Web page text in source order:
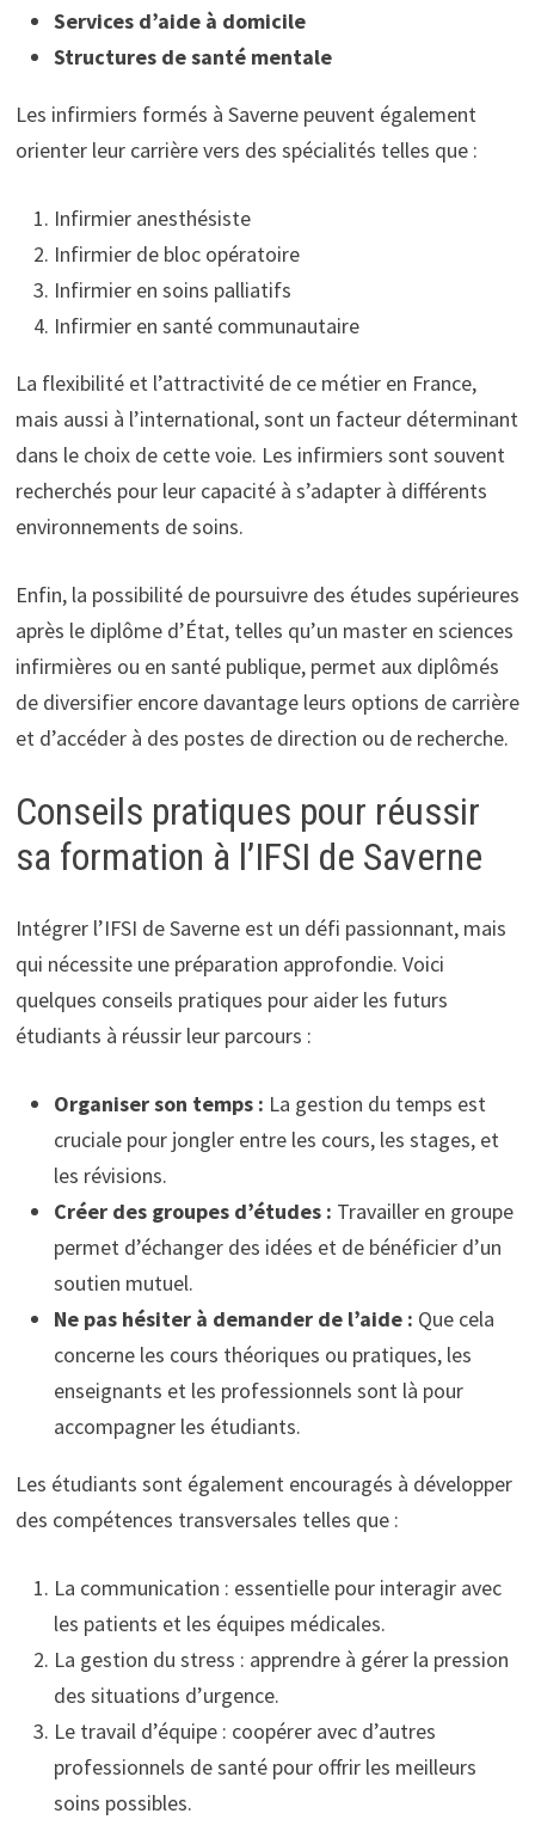
Services d’aide à domicile
Structures de santé mentale
Les infirmiers formés à Saverne peuvent également
orienter leur carrière vers des spécialités telles que :
Infirmier anesthésiste
Infirmier de bloc opératoire
Infirmier en soins palliatifs
Infirmier en santé communautaire
La flexibilité et l’attractivité de ce métier en France,
mais aussi à l’international, sont un facteur déterminant
dans le choix de cette voie. Les infirmiers sont souvent
recherchés pour leur capacité à s’adapter à différents
environnements de soins.
Enfin, la possibilité de poursuivre des études supérieures
après le diplôme d’État, telles qu’un master en sciences
infirmières ou en santé publique, permet aux diplômés
de diversifier encore davantage leurs options de carrière
et d’accéder à des postes de direction ou de recherche.
Conseils pratiques pour réussir
sa formation à l’IFSI de Saverne
Intégrer l’IFSI de Saverne est un défi passionnant, mais
qui nécessite une préparation approfondie. Voici
quelques conseils pratiques pour aider les futurs
étudiants à réussir leur parcours :
Organiser son temps : La gestion du temps est
cruciale pour jongler entre les cours, les stages, et
les révisions.
Créer des groupes d’études : Travailler en groupe
permet d’échanger des idées et de bénéficier d’un
soutien mutuel.
Ne pas hésiter à demander de l’aide : Que cela
concerne les cours théoriques ou pratiques, les
enseignants et les professionnels sont là pour
accompagner les étudiants.
Les étudiants sont également encouragés à développer
des compétences transversales telles que :
La communication : essentielle pour interagir avec
les patients et les équipes médicales.
La gestion du stress : apprendre à gérer la pression
des situations d’urgence.
Le travail d’équipe : coopérer avec d’autres
professionnels de santé pour offrir les meilleurs
soins possibles.